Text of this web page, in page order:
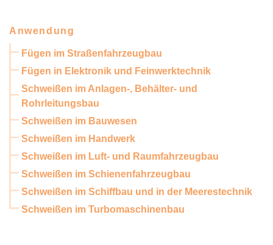
Anwendung
Fügen im Straßenfahrzeugbau
Fügen in Elektronik und Feinwerktechnik
Schweißen im Anlagen-, Behälter- und
Rohrleitungsbau
Schweißen im Bauwesen
Schweißen im Handwerk
Schweißen im Luft- und Raumfahrzeugbau
Schweißen im Schienenfahrzeugbau
Schweißen im Schiffbau und in der Meerestechnik
Schweißen im Turbomaschinenbau